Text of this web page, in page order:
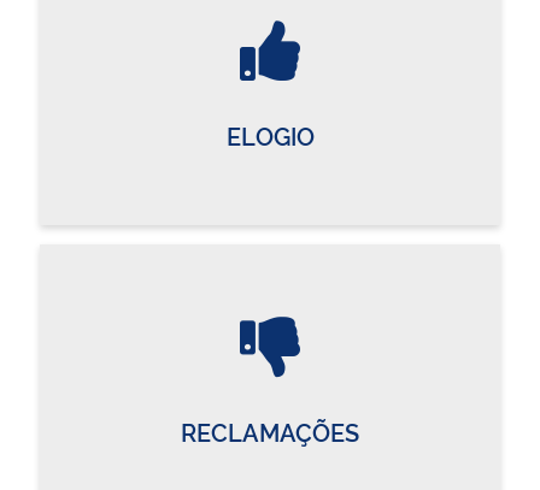
ELOGIO
RECLAMAÇÕES